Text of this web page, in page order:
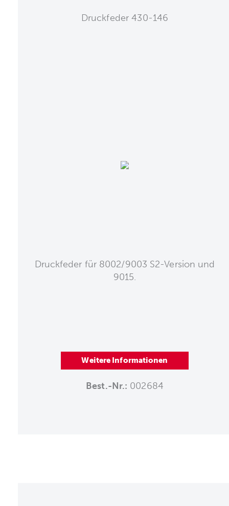
Druckfeder 430-146
Druckfeder für 8002/9003 S2-Version und
9015.
Weitere Informationen
Best.-Nr.: 002684